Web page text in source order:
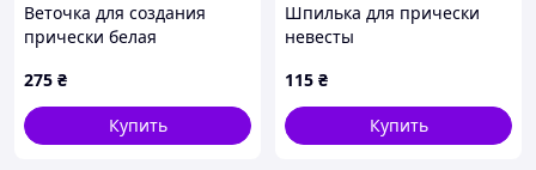
Веточка для создания
прически белая
275 ₴
Купить
Шпилька для прически
невесты
115 ₴
Купить